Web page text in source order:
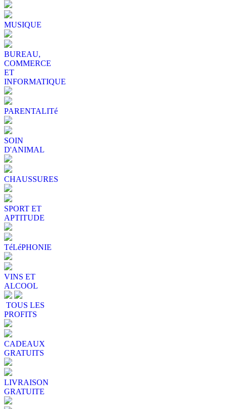
MUSIQUE
BUREAU,
COMMERCE
ET
INFORMATIQUE
PARENTALITé
SOIN
D'ANIMAL
CHAUSSURES
SPORT ET
APTITUDE
TéLéPHONIE
VINS ET
ALCOOL
TOUS LES
PROFITS
CADEAUX
GRATUITS
LIVRAISON
GRATUITE